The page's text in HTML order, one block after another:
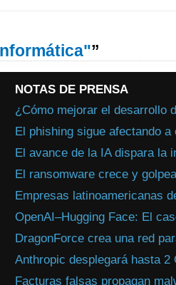
”
NOTAS DE PRENSA
¿Cómo mejorar el desarrollo
El phishing sigue afectando
El avance de la IA dispara la
El ransomware crece y
Empresas latinoamericanas
OpenAI–Hugging Face: El
DragonForce crea una red
Anthropic desplegará hasta 2
Facturas falsas propagan